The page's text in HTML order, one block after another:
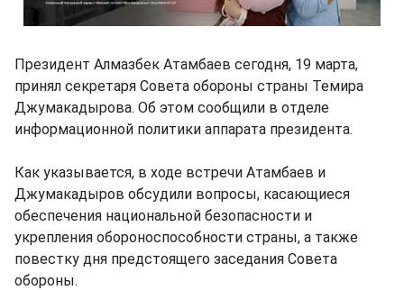
Президент Алмазбек Атамбаев сегодня, 19 марта,
принял секретаря Совета обороны страны Темира
Джумакадырова. Об этом сообщили в отделе
информационной политики аппарата президента.
Как указывается, в ходе встречи Атамбаев и
Джумакадыров обсудили вопросы, касающиеся
обеспечения национальной безопасности и
укрепления обороноспособности страны, а также
повестку дня предстоящего заседания Совета
обороны.